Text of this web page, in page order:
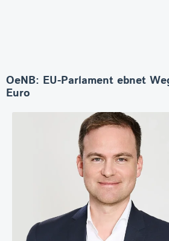
OeNB: EU-Parlament ebnet
Euro